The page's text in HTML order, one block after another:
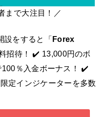
まで大注目！／
設をすると「 Forex
招待！ ✔️ 13,000円のボ
％入金ボーナス！ ✔️
定インジケーターを多数